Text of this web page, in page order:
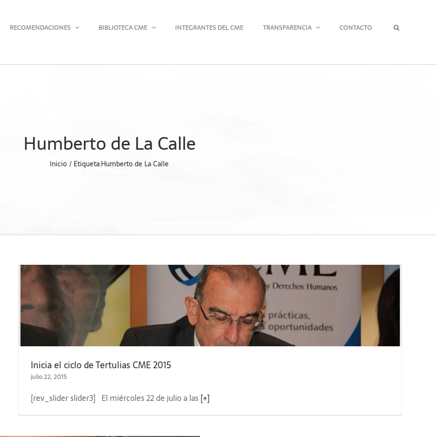
RECOMENDACIONES BIBLIOTECA CME INTEGRANTES DEL CME TRANSPARENCIA CONTACTO
Humberto de La Calle
Inicio Etiqueta:Humberto de La Calle
Inicia el ciclo de Tertulias CME 2015
julio 22, 2015
[rev_slider slider3] El miércoles 22 de julio a las[+]